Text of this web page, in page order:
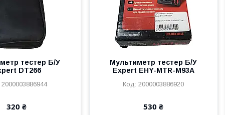
тестер Б/У
DT266
2000003886944
320 ₴
Мультиметр тестер Б/У
Expert EHY-MTR-M93A
2000003886920
530 ₴